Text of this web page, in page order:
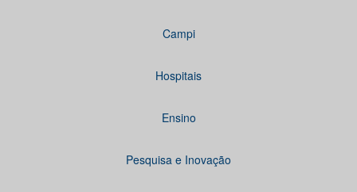
Campi
Hospitais
Ensino
Pesquisa e Inovação